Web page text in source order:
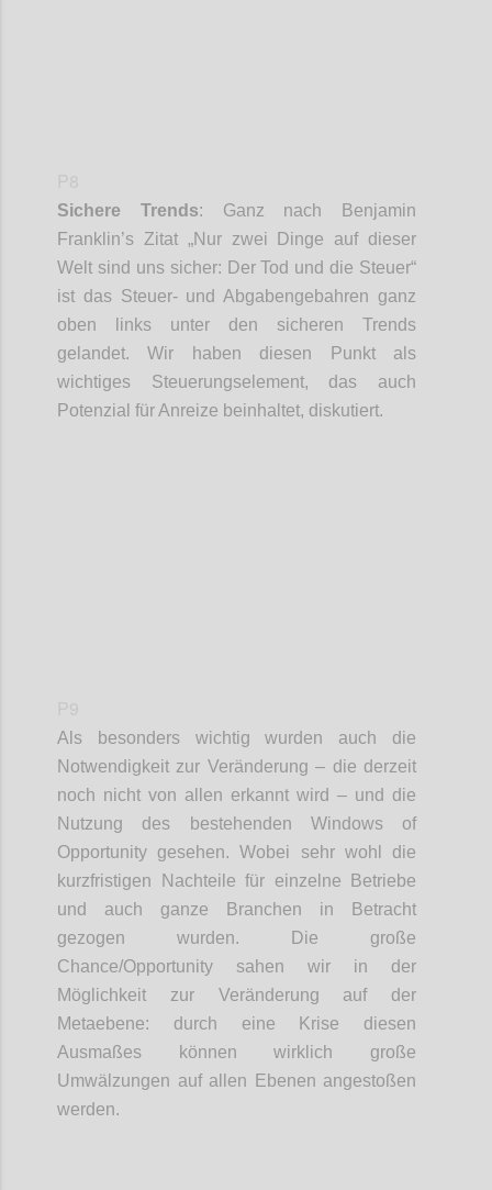
Sichere Trends: Ganz nach Benjamin
Franklin’s Zitat „Nur zwei Dinge auf dieser
Welt sind uns sicher: Der Tod und die Steuer“
ist das Steuer- undAbgabengebahren ganz
oben
links unter den sicheren Trends
gelandet. Wir haben diesen Punkt als
wichtiges Steuerungselement, das auch
Potenzial für Anreize beinhaltet, diskutiert.
Als besonders wichtig wurden auch die
Notwendigkeit zur Veränderung– die derzeit
noch nicht von allen erkannt wird – und die
Nutzung des bestehenden Windows of
Opportunity gesehen. Wobei sehr wohl die
kurzfristigen Nachteile für einzelne Betriebe
und auch ganze Branchen in Betracht
gezogen wurden. Die große
Chance/Opportunity sahen wir in der
Möglichkeit zur Veränderung auf der
Metaebene: durch eine Krise diesen
Ausmaßes können wirklich große
Umwälzungen auf allen Ebenen angestoßen
werden.